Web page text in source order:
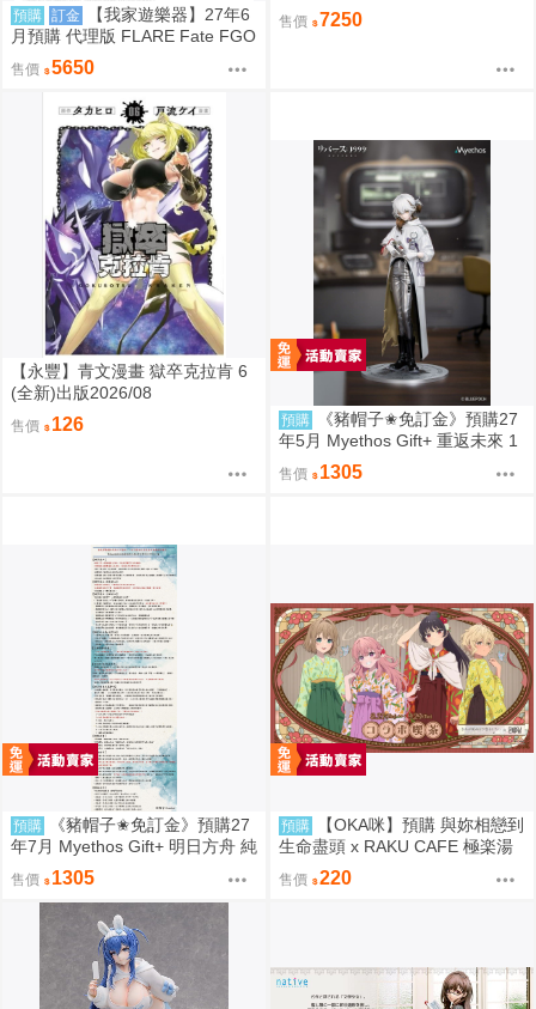
預購 訂金
【我家遊樂器】27年6
月預購 代理版 FLARE Fate FGO
Lancer 謎之Alter Ego・Λ 第二再
臨
售價 5650
1/7 再版 9/7 超取免訂
售價 7250
【永豐】青文漫畫 獄卒克拉肯 6
(全新)出版2026/08
售價 126 預購
《豬帽子✬免訂金》預購27
年5月 Myethos Gift+ 重返未來 1
999 兔毛手袋 1/8 1011
售價 1305
預購
《豬帽子✬免訂金》預購27
年7月 Myethos Gift+ 明日方舟 純
燼艾雅法拉 後來的故事Ver 1/8 1
011
售價 1305
預購
【OKA咪】預購 與妳相戀到
生命盡頭 x RAKU CAFE 極楽湯
極樂湯
售價 220